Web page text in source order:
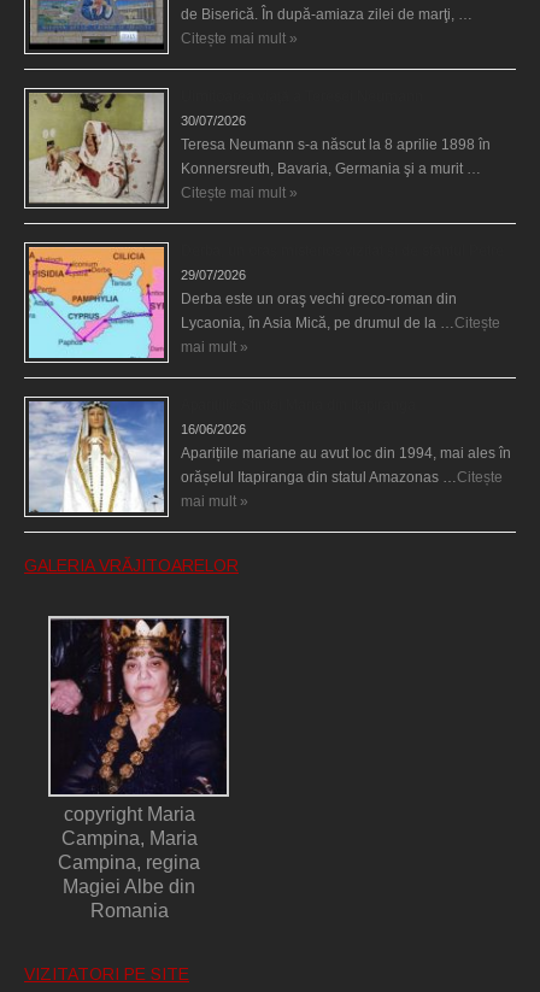
de Biserică. În după-amiaza zilei de marţi, …
Citește mai mult »
30/07/2026
Teresa Neumann s-a născut la 8 aprilie 1898 în
Konnersreuth, Bavaria, Germania şi a murit …
Citește mai mult »
29/07/2026
Derba este un oraş vechi greco-roman din
Lycaonia, în Asia Mică, pe drumul de la … Citește
mai mult »
16/06/2026
Aparițiile mariane au avut loc din 1994, mai ales în
orășelul Itapiranga din statul Amazonas … Citește
mai mult »
GALERIA VRĂJITOARELOR
copyright Maria
Campina, Maria
Campina, regina
Magiei Albe din
Romania
VIZITATORI PE SITE